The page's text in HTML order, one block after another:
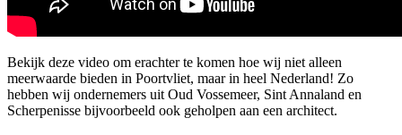
Bekijk deze video om erachter te komen hoe wij niet alleen
meerwaarde bieden in Poortvliet, maar in heel Nederland! Zo
hebben wij ondernemers uit Oud Vossemeer, Sint Annaland en
Scherpenisse bijvoorbeeld ook geholpen aan een architect.